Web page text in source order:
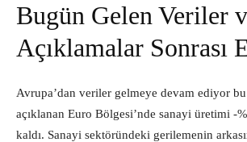
Bugün Gelen Veriler
Açıklamalar Sonrası
Avrupa’dan veriler gelmeye devam ediyor
açıklanan Euro Bölgesi’nde sanayi üretimi -
kaldı. Sanayi sektöründeki gerilemenin